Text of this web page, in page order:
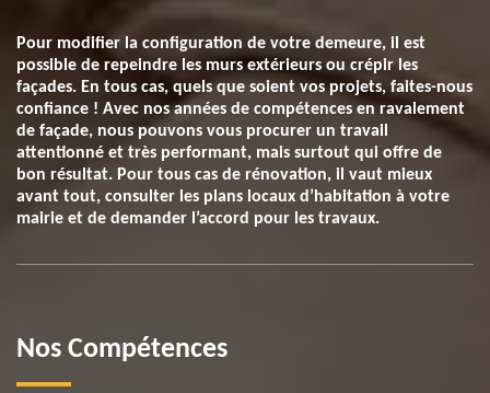
Pour modifier la configuration de votre demeure, il est
possible de repeindre les murs extérieurs ou crépir les
façades. En tous cas, quels que soient vos projets, faites-nous
confiance ! Avec nos années de compétences en ravalement
de façade, nous pouvons vous procurer un travail
attentionné et très performant, mais surtout qui offre de
bon résultat. Pour tous cas de rénovation, il vaut mieux
avant tout, consulter les plans locaux d’habitation à votre
mairie et de demander l’accord pour les travaux.
Nos Compétences